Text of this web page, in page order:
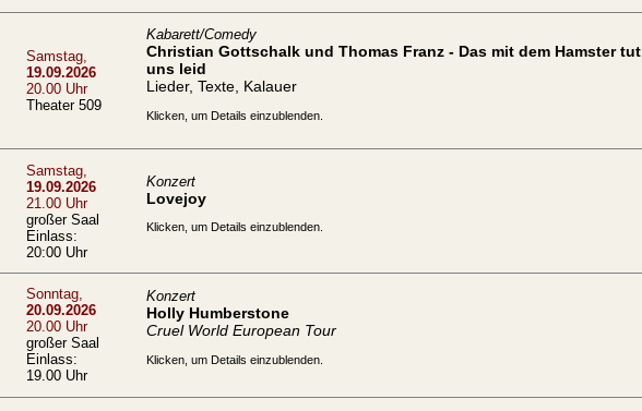
Samstag,
19.09.2026
20.00 Uhr
Theater 509
Kabarett/Comedy
Christian Gottschalk und Thomas Franz - Das mit dem Hamster tut
uns leid
Lieder, Texte, Kalauer
Klicken, um Details einzublenden.
Samstag,
19.09.2026
21.00 Uhr
großer Saal
Einlass:
20:00 Uhr
Konzert
Lovejoy
Klicken, um Details einzublenden.
Sonntag,
20.09.2026
20.00 Uhr
großer Saal
Einlass:
19.00 Uhr
Konzert
Holly Humberstone
Cruel World European Tour
Klicken, um Details einzublenden.